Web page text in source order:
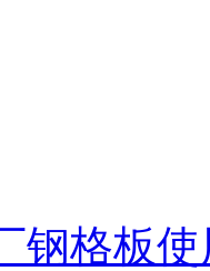
钢格板使